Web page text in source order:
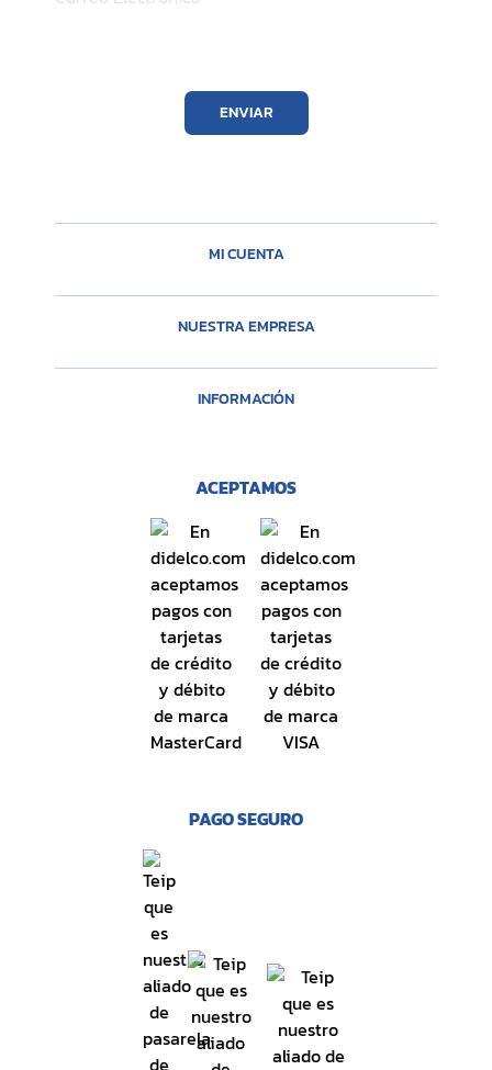
ENVIAR
MI CUENTA
NUESTRA EMPRESA
INFORMACIÓN
ACEPTAMOS
PAGO SEGURO